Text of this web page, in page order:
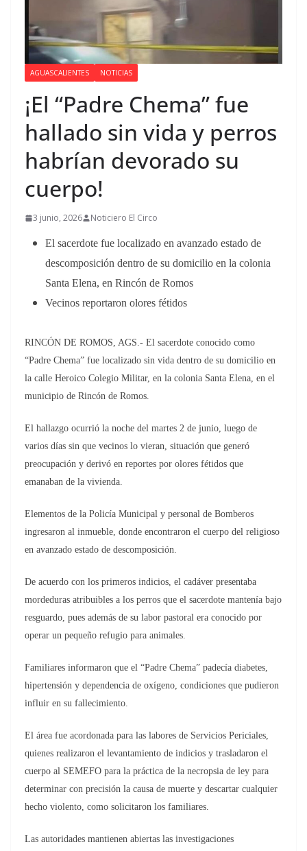
AGUASCALIENTES NOTICIAS
¡El “Padre Chema” fue
hallado sin vida y perros
habrían devorado su
cuerpo!
3 junio, 2026 Noticiero El Circo
El sacerdote fue localizado en avanzado estado de
descomposición dentro de su domicilio en la colonia
Santa Elena, en Rincón de Romos
Vecinos reportaron olores fétidos
RINCÓN DE ROMOS, AGS.- El sacerdote conocido como
“Padre Chema” fue localizado sin vida dentro de su domicilio en
la calle Heroico Colegio Militar, en la colonia Santa Elena, en el
municipio de Rincón de Romos.
El hallazgo ocurrió la noche del martes 2 de junio, luego de
varios días sin que vecinos lo vieran, situación que generó
preocupación y derivó en reportes por olores fétidos que
emanaban de la vivienda.
Elementos de la Policía Municipal y personal de Bomberos
ingresaron al inmueble, donde encontraron el cuerpo del religioso
en avanzado estado de descomposición.
De acuerdo con los primeros indicios, el cadáver presentaba
mordeduras atribuibles a los perros que el sacerdote mantenía bajo
resguardo, pues además de su labor pastoral era conocido por
operar un pequeño refugio para animales.
Familiares informaron que el “Padre Chema” padecía diabetes,
hipertensión y dependencia de oxígeno, condiciones que pudieron
influir en su fallecimiento.
El área fue acordonada para las labores de Servicios Periciales,
quienes realizaron el levantamiento de indicios y trasladaron el
cuerpo al SEMEFO para la práctica de la necropsia de ley para
determinar con precisión la causa de muerte y descartar cualquier
hecho violento, como solicitaron los familiares.
Las autoridades mantienen abiertas las investigaciones